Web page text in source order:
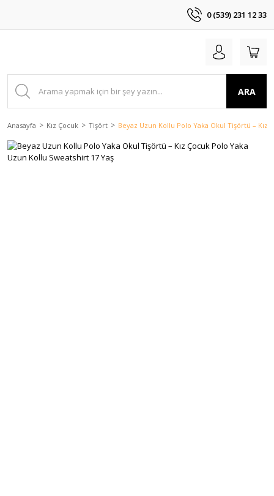
0 (539) 231 12 33
ARA
Anasayfa Kız Çocuk Tişört Beyaz Uzun Kollu Polo Yaka Okul Tişörtü – Kız